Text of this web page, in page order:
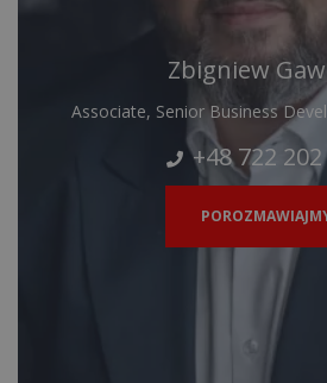
Zbigniew
Associate, Senior Business
+48 722